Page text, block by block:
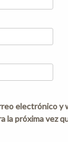
electrónico y
la próxima vez